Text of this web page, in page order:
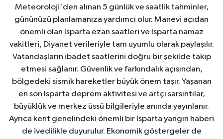
Meteoroloji'den alınan 5 günlük ve saatlik tahminler,
gününüzü planlamanıza yardımcı olur. Manevi açıdan
önemli olan Isparta ezan saatleri ve Isparta namaz
vakitleri, Diyanet verileriyle tam uyumlu olarak paylaşılır.
Vatandaşların ibadet saatlerini doğru bir şekilde takip
etmesi sağlanır. Güvenlik ve farkındalık açısından,
bölgedeki sismik hareketler büyük önem taşır. Yaşanan
en son Isparta deprem aktivitesi ve artçı sarsıntılar,
büyüklük ve merkez üssü bilgileriyle anında yayınlanır.
Ayrıca kent genelindeki önemli bir Isparta yangın haberi
de ivedilikle duyurulur. Ekonomik göstergeler de